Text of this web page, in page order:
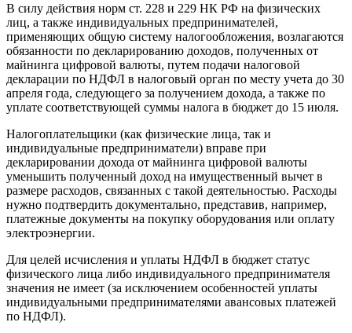
В силу действия норм ст. 228 и 229 НК РФ на физических
лиц, а также индивидуальных предпринимателей,
применяющих общую систему налогообложения, возлагаются
обязанности по декларированию доходов, полученных от
майнинга цифровой валюты, путем подачи налоговой
декларации по НДФЛ в налоговый орган по месту учета до 30
апреля года, следующего за получением дохода, а также по
уплате соответствующей суммы налога в бюджет до 15 июля.
Налогоплательщики (как физические лица, так и
индивидуальные предприниматели) вправе при
декларировании дохода от майнинга цифровой валюты
уменьшить полученный доход на имущественный вычет в
размере расходов, связанных с такой деятельностью. Расходы
нужно подтвердить документально, представив, например,
платежные документы на покупку оборудования или оплату
электроэнергии.
Для целей исчисления и уплаты НДФЛ в бюджет статус
физического лица либо индивидуального предпринимателя
значения не имеет (за исключением особенностей уплаты
индивидуальными предпринимателями авансовых платежей
по НДФЛ).